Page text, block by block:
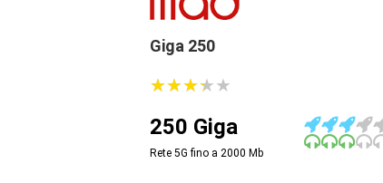
Giga 250
★★★★★
★★★★★
250 Giga
Rete 5G fino a 2000 Mb